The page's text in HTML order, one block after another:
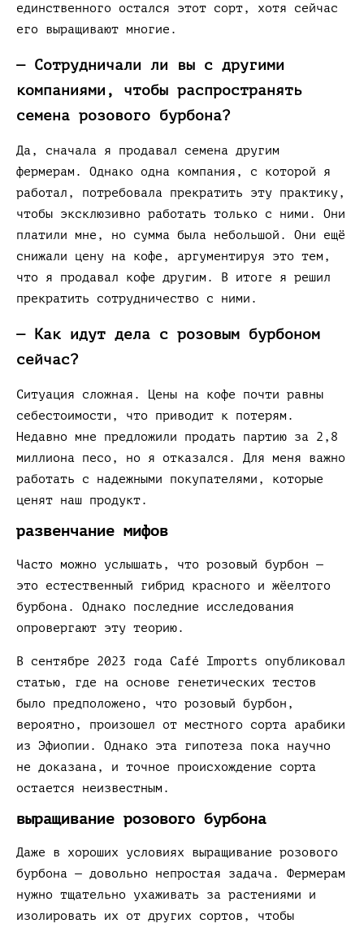
единственного остался этот сорт, хотя сейчас
его выращивают многие.
— Сотрудничали ли вы с другими
компаниями, чтобы распространять
семена розового бурбона?
Да, сначала я продавал семена другим
фермерам. Однако одна компания, с которой я
работал, потребовала прекратить эту практику,
чтобы эксклюзивно работать только с ними. Они
платили мне, но сумма была небольшой. Они ещё
снижали цену на кофе, аргументируя это тем,
что я продавал кофе другим. В итоге я решил
прекратить сотрудничество с ними.
— Как идут дела с розовым бурбоном
сейчас?
Ситуация сложная. Цены на кофе почти равны
себестоимости, что приводит к потерям.
Недавно мне предложили продать партию за 2,8
миллиона песо, но я отказался. Для меня важно
работать с надежными покупателями, которые
ценят наш продукт.
развенчание мифов
Часто можно услышать, что розовый бурбон —
это естественный гибрид красного и жёелтого
бурбона. Однако последние исследования
опровергают эту теорию.
В сентябре 2023 года Café Imports опубликовал
статью, где на основе генетических тестов
было предположено, что розовый бурбон,
вероятно, произошел от местного сорта арабики
из Эфиопии. Однако эта гипотеза пока научно
не доказана, и точное происхождение сорта
остается неизвестным.
выращивание розового бурбона
Даже в хороших условиях выращивание розового
бурбона — довольно непростая задача. Фермерам
нужно тщательно ухаживать за растениями и
изолировать их от других сортов, чтобы